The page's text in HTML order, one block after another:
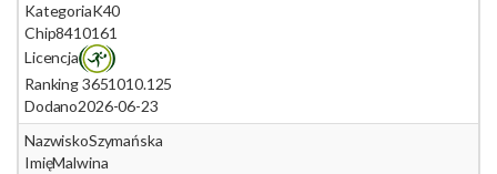
KategoriaK40
Chip8410161
Licencja
Ranking 3651010.125
Dodano2026-06-23
NazwiskoSzymańska
ImięMalwina